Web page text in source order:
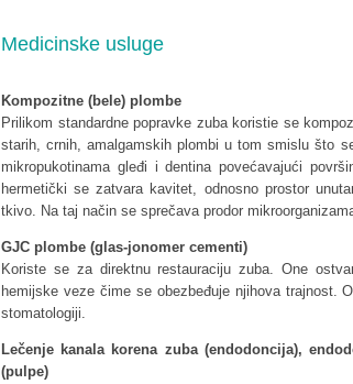
Medicinske usluge
Kompozitne (bele) plombe
Prilikom standardne popravke zuba koristie se
starih, crnih, amalgamskih plombi u tom smislu što
mikropukotinama gleđi i dentina povećavajući
hermetički se zatvara kavitet, odnosno prostor
tkivo. Na taj način se sprečava prodor
GJC plombe (glas-jonomer cementi)
Koriste se za direktnu restauraciju zuba. One
hemijske veze čime se obezbeđuje njihova trajnost.
stomatologiji.
Lečenje kanala korena zuba (endodoncija),
(pulpe)